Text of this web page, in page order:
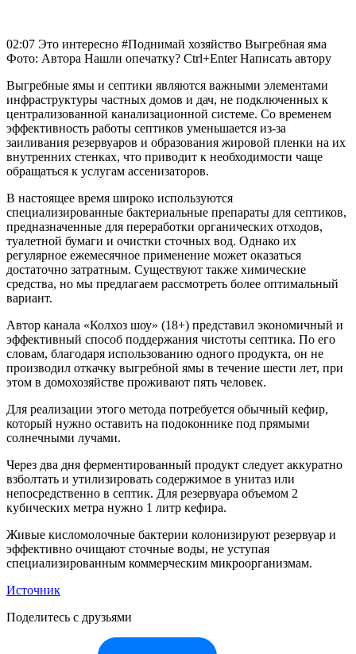
02:07 Это интересно #Поднимай хозяйство Выгребная яма
Фото: Автора Нашли опечатку? Ctrl+Enter Написать автору
Выгребные ямы и септики являются важными элементами
инфраструктуры частных домов и дач, не подключенных к
централизованной канализационной системе. Со временем
эффективность работы септиков уменьшается из-за
заиливания резервуаров и образования жировой пленки на их
внутренних стенках, что приводит к необходимости чаще
обращаться к услугам ассенизаторов.
В настоящее время широко используются
специализированные бактериальные препараты для септиков,
предназначенные для переработки органических отходов,
туалетной бумаги и очистки сточных вод. Однако их
регулярное ежемесячное применение может оказаться
достаточно затратным. Существуют также химические
средства, но мы предлагаем рассмотреть более оптимальный
вариант.
Автор канала «Колхоз шоу» (18+) представил экономичный и
эффективный способ поддержания чистоты септика. По его
словам, благодаря использованию одного продукта, он не
производил откачку выгребной ямы в течение шести лет, при
этом в домохозяйстве проживают пять человек.
Для реализации этого метода потребуется обычный кефир,
который нужно оставить на подоконнике под прямыми
солнечными лучами.
Через два дня ферментированный продукт следует аккуратно
взболтать и утилизировать содержимое в унитаз или
непосредственно в септик. Для резервуара объемом 2
кубических метра нужно 1 литр кефира.
Живые кисломолочные бактерии колонизируют резервуар и
эффективно очищают сточные воды, не уступая
специализированным коммерческим микроорганизмам.
Источник
Поделитесь с друзьями